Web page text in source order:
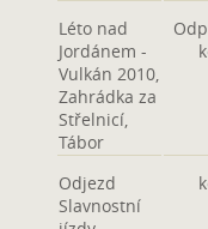
Léto nad
Jordánem -
Vulkán 2010,
Zahrádka za
Střelnicí,
Tábor
Odjezd
Slavnostní